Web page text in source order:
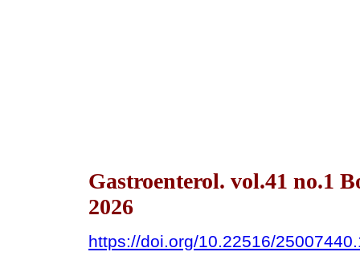
Gastroenterol. vol.41 no.1
2026
https://doi.org/10.22516/